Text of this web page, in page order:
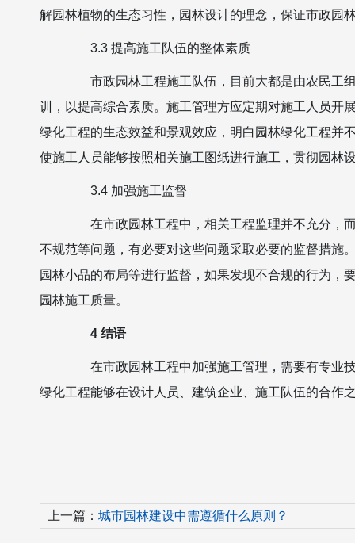
解园林植物的生态习性，园林设计的理念，保证市政园
3.3 提高施工队伍的整体素质
市政园林工程施工队伍，目前大都是由农民工组
训，以提高综合素质。施工管理方应定期对施工人员开
绿化工程的生态效益和景观效应，明白园林绿化工程并
使施工人员能够按照相关施工图纸进行施工，贯彻园林
3.4 加强施工监督
在市政园林工程中，相关工程监理并不充分，而
不规范等问题，有必要对这些问题采取必要的监督措施
园林小品的布局等进行监督，如果发现不合规的行为，
园林施工质量。
4 结语
在市政园林工程中加强施工管理，需要有专业技
绿化工程能够在设计人员、建筑企业、施工队伍的合
上一篇： 城市园林建设中需遵循什么原则？